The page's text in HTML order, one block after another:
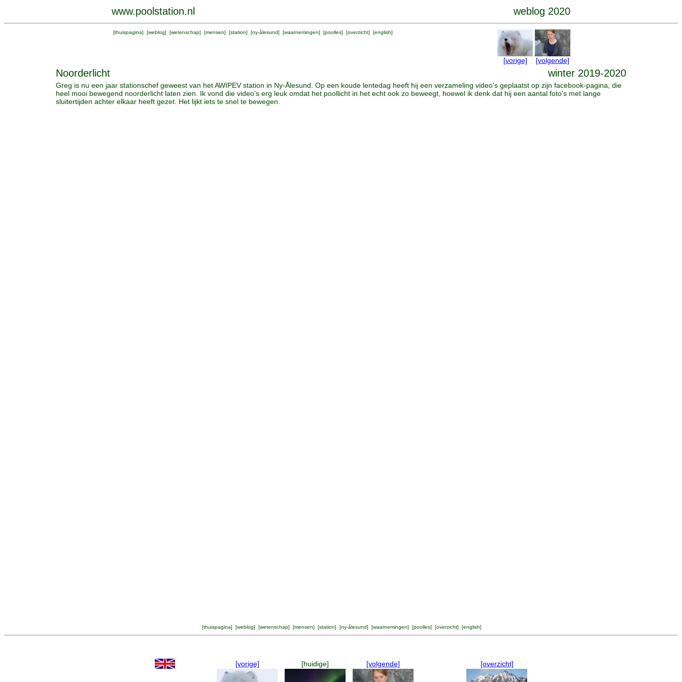
www.poolstation.nl weblog 2020
[thuispagina] [weblog] [wetenschap] [mensen] [station] [ny-ålesund] [waarnemingen] [poolles] [overzicht] [english]
[vorige] [volgende]
Noorderlicht winter 2019-2020
Greg is nu een jaar stationschef geweest van het AWIPEV station in Ny-Ålesund. Op een koude lentedag heeft hij een verzameling video's geplaatst op zijn facebook-pagina, die
heel mooi bewegend noorderlicht laten zien. Ik vond die video's erg leuk omdat het poollicht in het echt ook zo beweegt, hoewel ik denk dat hij een aantal foto's met lange
sluitertijden achter elkaar heeft gezet. Het lijkt iets te snel te bewegen.
[thuispagina] [weblog] [wetenschap] [mensen] [station] [ny-ålesund] [waarnemingen] [poolles] [overzicht] [english]
[vorige] [huidige] [volgende] [overzicht]